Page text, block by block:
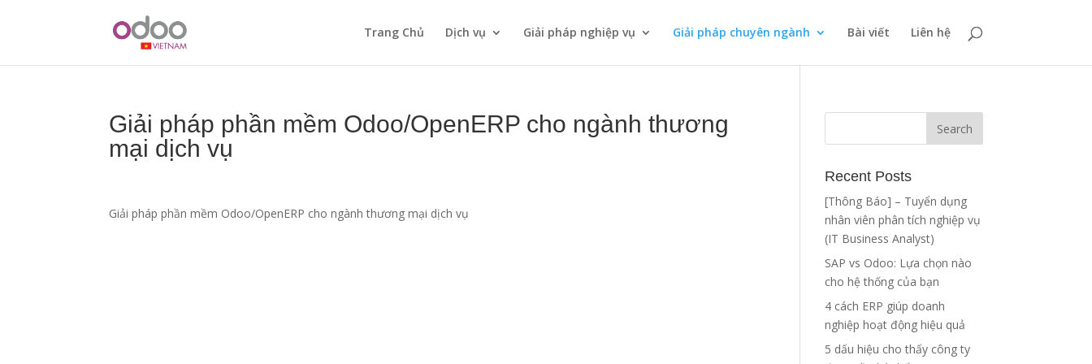
Trang Chủ Dịch vụ Giải pháp nghiệp vụ Giải pháp chuyên ngành Bài viết Liên hệ
Giải pháp phần mềm Odoo/OpenERP cho ngành thương
mại dịch vụ
Giải pháp phần mềm Odoo/OpenERP cho ngành thương mại dịch vụ
Recent Posts
[Thông Báo] – Tuyển dụng
nhân viên phân tích nghiệp vụ
(IT Business Analyst)
SAP vs Odoo: Lựa chọn nào
cho hệ thống của bạn
4 cách ERP giúp doanh
nghiệp hoạt động hiệu quả
5 dấu hiệu cho thấy công ty